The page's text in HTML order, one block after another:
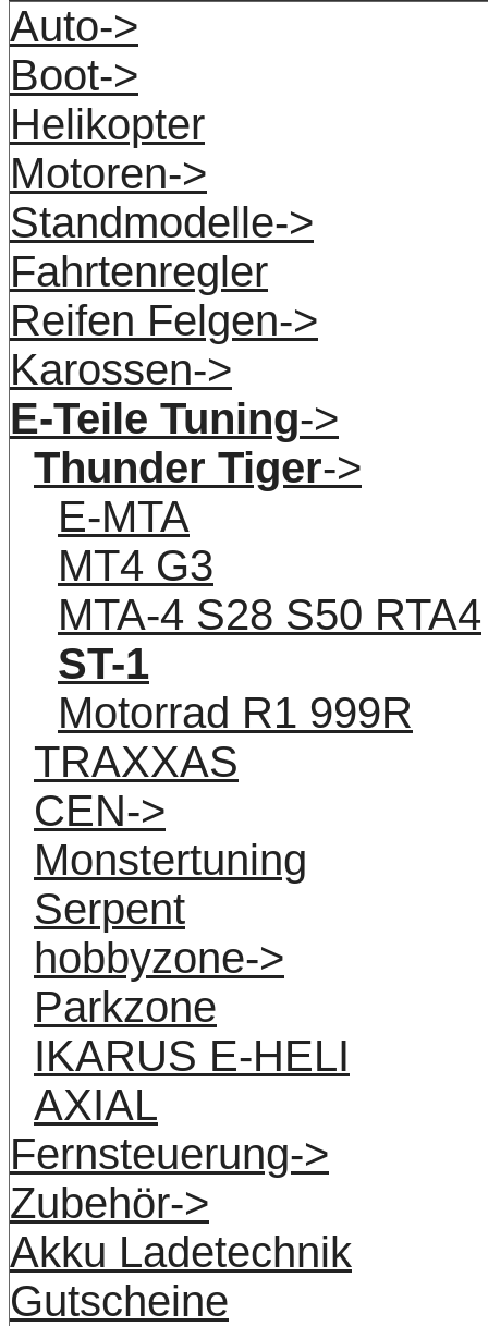
Auto->
Boot->
Helikopter
Motoren->
Standmodelle->
Fahrtenregler
Reifen Felgen->
Karossen->
E-Teile Tuning->
Thunder Tiger->
E-MTA
MT4 G3
MTA-4 S28 S50 RTA4
ST-1
Motorrad R1 999R
TRAXXAS
CEN->
Monstertuning
Serpent
hobbyzone->
Parkzone
IKARUS E-HELI
AXIAL
Fernsteuerung->
Zubehör->
Akku Ladetechnik
Gutscheine